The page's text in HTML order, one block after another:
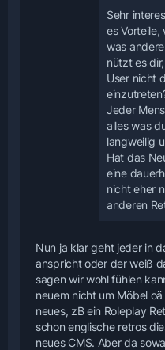
Sehr
es Vorteile,
was
nützt es
User nicht
Jeder
alles was
langweilig
Hat das
eine
nicht eher
anderen
Nun ja klar geht jeder in
anspricht oder der weiß
sagen wir wohl fühlen
neuem nicht um Möbel
neues, zB ein Roleplay
schon englische retros
neues CMS. Aber da